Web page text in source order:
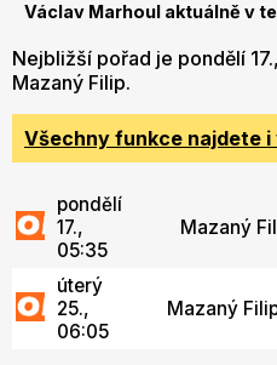
Václav Marhoul aktuálně v
Nejbližší pořad je pondělí
Mazaný Filip.
Všechny funkce najdete
pondělí
17.,
05:35
Mazaný
úterý
25.,
06:05
Mazaný